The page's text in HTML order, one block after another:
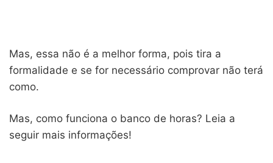
Mas, essa não é a melhor forma, pois tira a
formalidade e se for necessário comprovar não terá
como.
Mas, como funciona o banco de horas? Leia a
seguir mais informações!